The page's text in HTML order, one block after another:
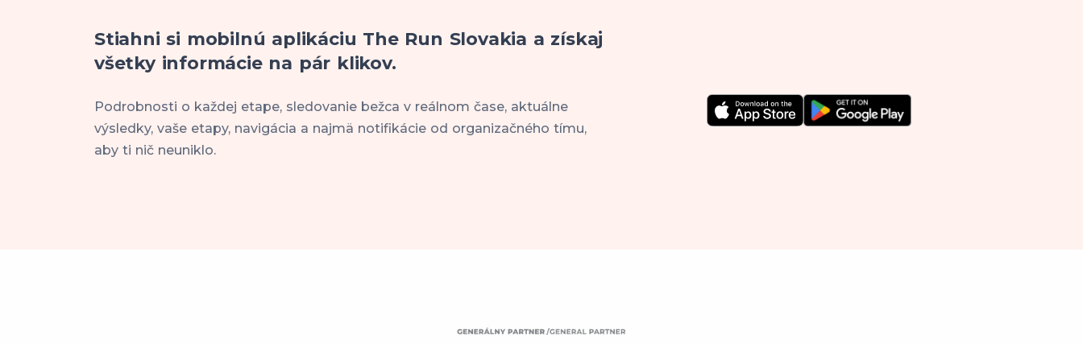
Stiahni si mobilnú aplikáciu The Run Slovakia a získaj
všetky informácie na pár klikov.
Podrobnosti o každej etape, sledovanie bežca v reálnom čase, aktuálne
výsledky, vaše etapy, navigácia a najmä notifikácie od organizačného tímu,
aby ti nič neuniklo.